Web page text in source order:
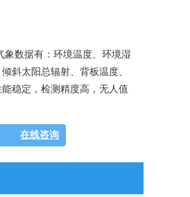
数据有：环境温度、环境湿
斜太阳总辐射、背板温度、
稳定，检测精度高，无人值
在线咨询